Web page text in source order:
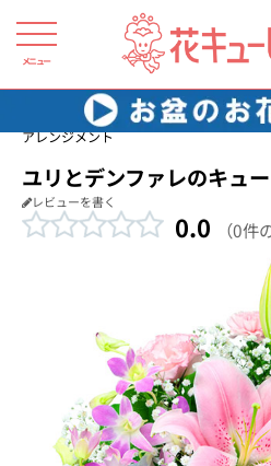
メニュー
花キューピット 出産祝い
【出産祝
アレンジメント
ユリとデンファレのキュ
レビューを書く
0.0 （0件